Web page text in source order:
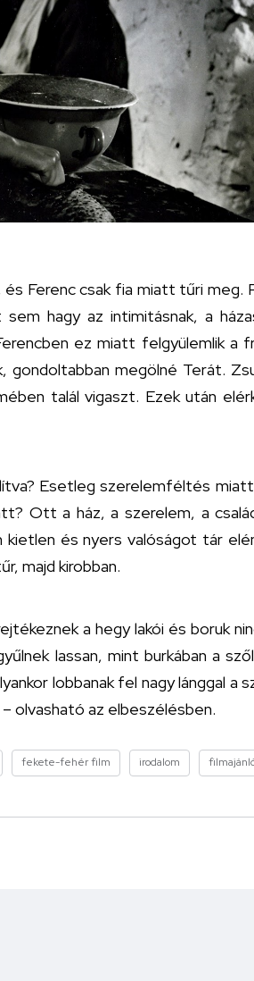
Ferenc csak fia miatt tűri meg.
hagy az intimitásnak, a
ez miatt felgyülemlik a
gondoltabban megölné Terát.
talál vigaszt. Ezek után
Esetleg szerelemféltés miatt
Ott a ház, a szerelem, a
kietlen és nyers valóságot tár
majd kirobban.
a hegy lakói és boruk
lassan, mint burkában a
lobbanak fel nagy lánggal a
olvasható az elbeszélésben.
fekete-fehér film irodalom